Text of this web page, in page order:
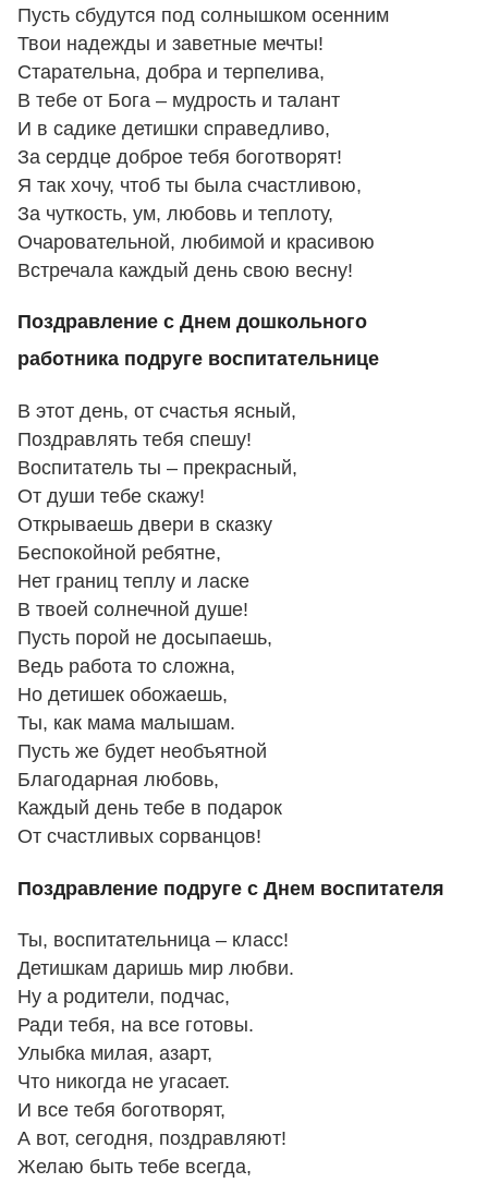
Пусть сбудутся под солнышком осенним
Твои надежды и заветные мечты!
Старательна, добра и терпелива,
В тебе от Бога – мудрость и талант
И в садике детишки справедливо,
За сердце доброе тебя боготворят!
Я так хочу, чтоб ты была счастливою,
За чуткость, ум, любовь и теплоту,
Очаровательной, любимой и красивою
Встречала каждый день свою весну!
Поздравление с Днем дошкольного
работника подруге воспитательнице
В этот день, от счастья ясный,
Поздравлять тебя спешу!
Воспитатель ты – прекрасный,
От души тебе скажу!
Открываешь двери в сказку
Беспокойной ребятне,
Нет границ теплу и ласке
В твоей солнечной душе!
Пусть порой не досыпаешь,
Ведь работа то сложна,
Но детишек обожаешь,
Ты, как мама малышам.
Пусть же будет необъятной
Благодарная любовь,
Каждый день тебе в подарок
От счастливых сорванцов!
Поздравление подруге с Днем воспитателя
Ты, воспитательница – класс!
Детишкам даришь мир любви.
Ну а родители, подчас,
Ради тебя, на все готовы.
Улыбка милая, азарт,
Что никогда не угасает.
И все тебя боготворят,
А вот, сегодня, поздравляют!
Желаю быть тебе всегда,